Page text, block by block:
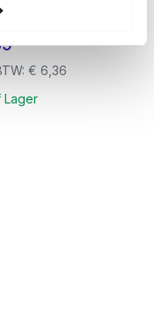
Kunststoffbehälter
€ 6,36
Lager